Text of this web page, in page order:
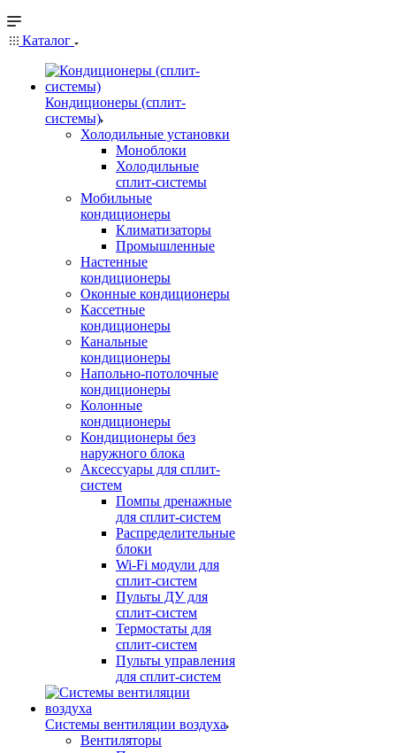
Каталог
Кондиционеры (сплит-
системы)
Холодильные установки
Моноблоки
Холодильные
сплит-системы
Мобильные
кондиционеры
Климатизаторы
Промышленные
Настенные
кондиционеры
Оконные кондиционеры
Кассетные
кондиционеры
Канальные
кондиционеры
Напольно-потолочные
кондиционеры
Колонные
кондиционеры
Кондиционеры без
наружного блока
Аксессуары для сплит-
систем
Помпы дренажные
для сплит-систем
Распределительные
блоки
Wi-Fi модули для
сплит-систем
Пульты ДУ для
сплит-систем
Термостаты для
сплит-систем
Пульты управления
для сплит-систем
Системы вентиляции воздуха
Вентиляторы